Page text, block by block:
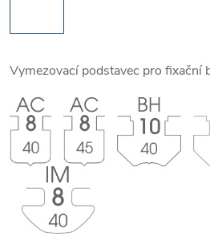
Vymezovací podstavec pro fixační